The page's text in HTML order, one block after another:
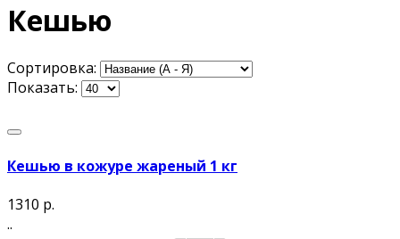
Кешью
Сортировка:
Показать:
Кешью в кожуре жареный 1 кг
1310 р.
..